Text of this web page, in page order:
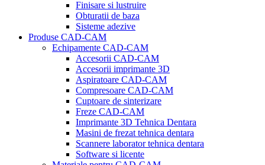
Finisare si lustruire
Obturatii de baza
Sisteme adezive
Produse CAD-CAM
Echipamente CAD-CAM
Accesorii CAD-CAM
Accesorii imprimante 3D
Aspiratoare CAD-CAM
Compresoare CAD-CAM
Cuptoare de sinterizare
Freze CAD-CAM
Imprimante 3D Tehnica Dentara
Masini de frezat tehnica dentara
Scannere laborator tehnica dentara
Software si licente